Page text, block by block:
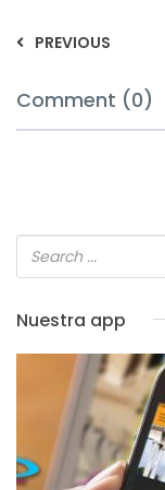
PREVIOUS
Comment (0)
Nuestra app